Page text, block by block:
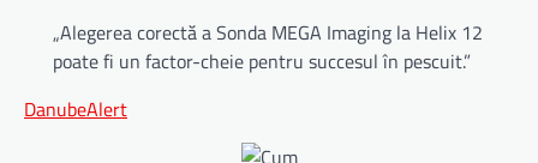
„Alegerea corectă a Sonda MEGA Imaging la Helix 12
poate fi un factor-cheie pentru succesul în pescuit.”
DanubeAlert